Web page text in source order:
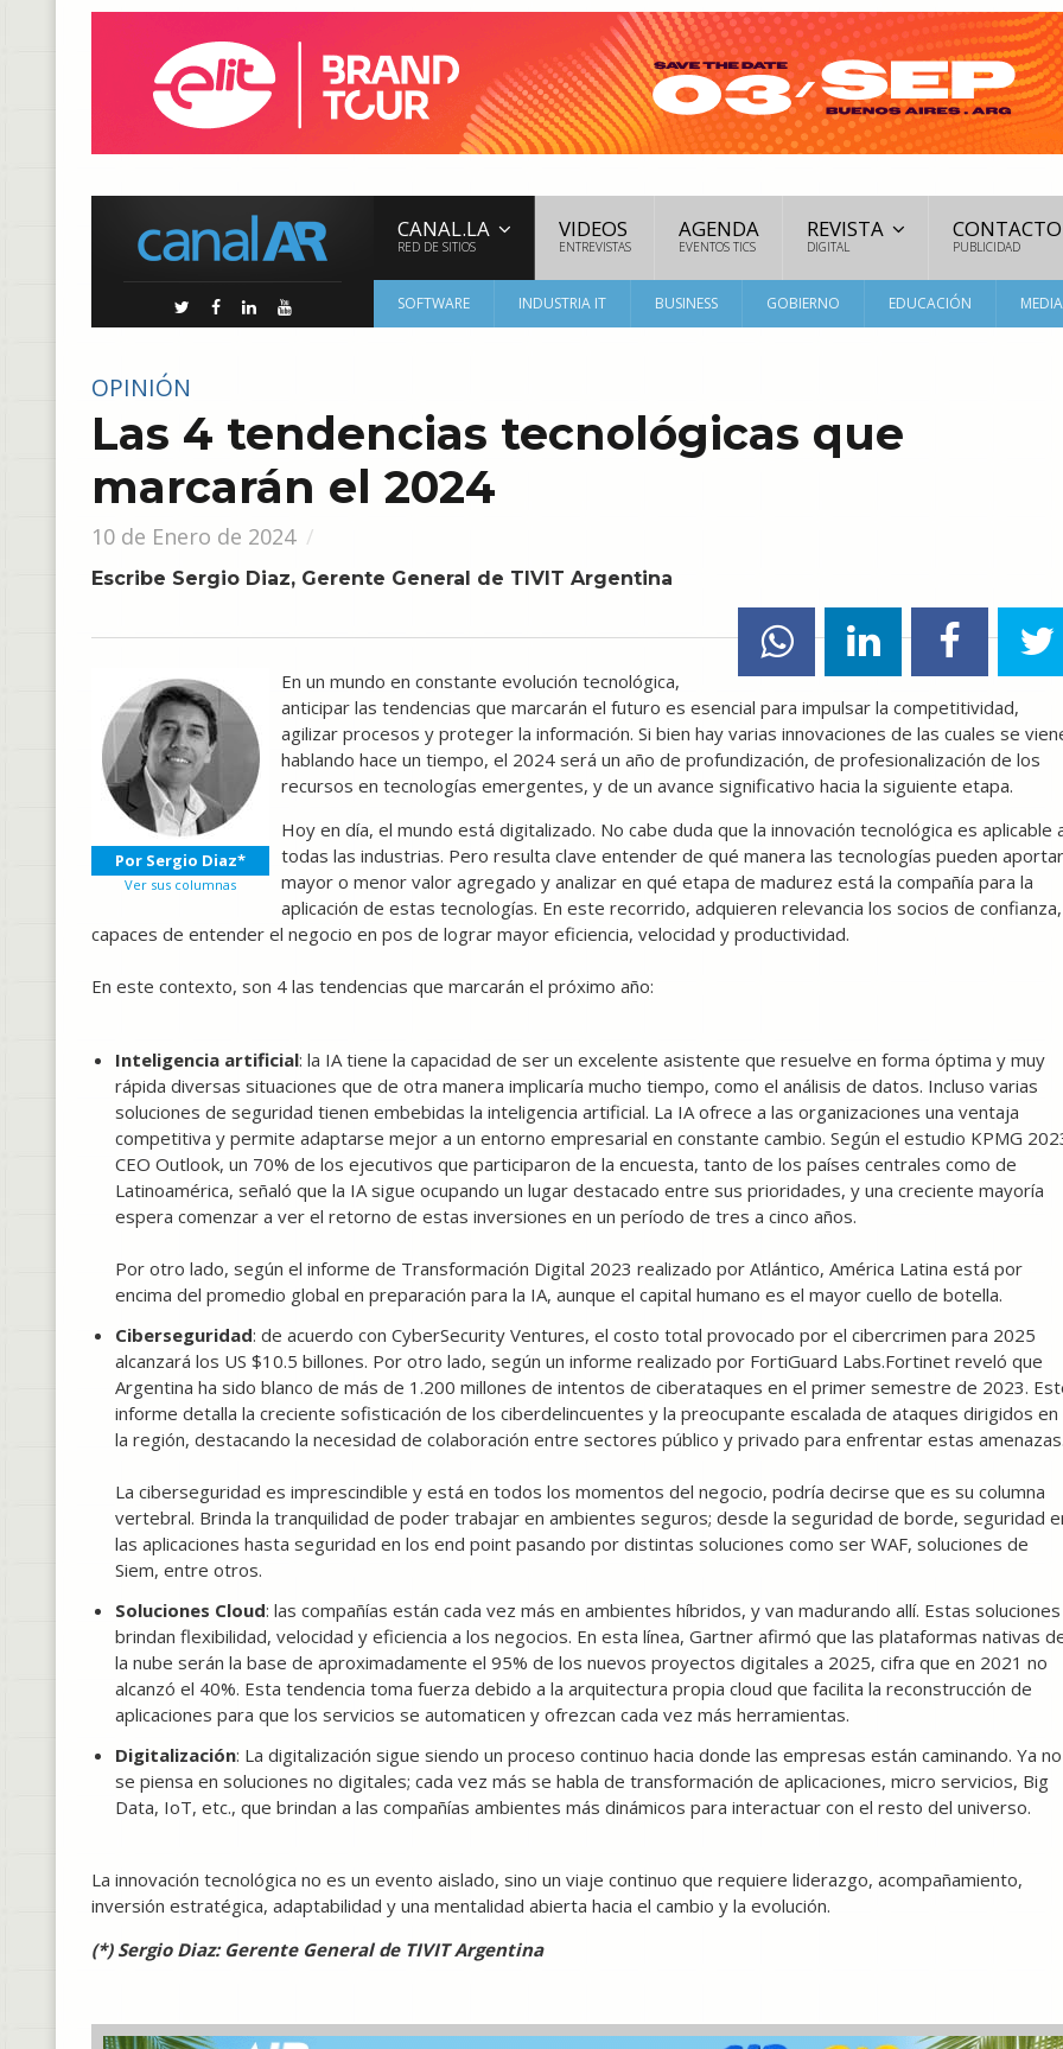
CANAL.LA
RED DE SITIOS
VIDEOS
ENTREVISTAS
AGENDA
EVENTOS TICS
REVISTA
DIGITAL
CONTACTO
PUBLICIDAD
SOFTWARE INDUSTRIA IT BUSINESS GOBIERNO EDUCACIÓN
OPINIÓN
Las 4 tendencias tecnológicas que
marcarán el 2024
10 de Enero de 2024
Escribe Sergio Diaz, Gerente General de TIVIT Argentina
Por Sergio Diaz*
Ver sus columnas
En un mundo en constante evolución tecnológica,
anticipar las tendencias que marcarán el futuro es esencial para impulsar la competitividad,
agilizar procesos y proteger la información. Si bien hay varias innovaciones de las cuales se
hablando hace un tiempo, el 2024 será un año de profundización, de profesionalización de los
recursos en tecnologías emergentes, y de un avance significativo hacia la siguiente etapa.
Hoy en día, el mundo está digitalizado. No cabe duda que la innovación tecnológica es aplicable
todas las industrias. Pero resulta clave entender de qué manera las tecnologías pueden aportar
mayor o menor valor agregado y analizar en qué etapa de madurez está la compañía para la
aplicación de estas tecnologías. En este recorrido, adquieren relevancia los socios de confianza,
capaces de entender el negocio en pos de lograr mayor eficiencia, velocidad y productividad.
En este contexto, son 4 las tendencias que marcarán el próximo año:
Inteligencia artificial: la IA tiene la capacidad de ser un excelente asistente que resuelve en forma óptima y muy
rápida diversas situaciones que de otra manera implicaría mucho tiempo, como el análisis de datos. Incluso varias
soluciones de seguridad tienen embebidas la inteligencia artificial. La IA ofrece a las organizaciones una ventaja
competitiva y permite adaptarse mejor a un entorno empresarial en constante cambio. Según el estudio KPMG
CEO Outlook, un 70% de los ejecutivos que participaron de la encuesta, tanto de los países centrales como de
Latinoamérica, señaló que la IA sigue ocupando un lugar destacado entre sus prioridades, y una creciente mayoría
espera comenzar a ver el retorno de estas inversiones en un período de tres a cinco años.
Por otro lado, según el informe de Transformación Digital 2023 realizado por Atlántico, América Latina está por
encima del promedio global en preparación para la IA, aunque el capital humano es el mayor cuello de botella.
Ciberseguridad: de acuerdo con CyberSecurity Ventures, el costo total provocado por el cibercrimen para 2025
alcanzará los US $10.5 billones. Por otro lado, según un informe realizado por FortiGuard Labs.Fortinet reveló que
Argentina ha sido blanco de más de 1.200 millones de intentos de ciberataques en el primer semestre de 2023.
informe detalla la creciente sofisticación de los ciberdelincuentes y la preocupante escalada de ataques dirigidos en
la región, destacando la necesidad de colaboración entre sectores público y privado para enfrentar estas
La ciberseguridad es imprescindible y está en todos los momentos del negocio, podría decirse que es su columna
vertebral. Brinda la tranquilidad de poder trabajar en ambientes seguros; desde la seguridad de borde, seguridad
las aplicaciones hasta seguridad en los end point pasando por distintas soluciones como ser WAF, soluciones de
Siem, entre otros.
Soluciones Cloud: las compañías están cada vez más en ambientes híbridos, y van madurando allí. Estas soluciones
brindan flexibilidad, velocidad y eficiencia a los negocios. En esta línea, Gartner afirmó que las plataformas nativas
la nube serán la base de aproximadamente el 95% de los nuevos proyectos digitales a 2025, cifra que en 2021 no
alcanzó el 40%. Esta tendencia toma fuerza debido a la arquitectura propia cloud que facilita la reconstrucción de
aplicaciones para que los servicios se automaticen y ofrezcan cada vez más herramientas.
Digitalización: La digitalización sigue siendo un proceso continuo hacia donde las empresas están caminando. Ya no
se piensa en soluciones no digitales; cada vez más se habla de transformación de aplicaciones, micro servicios, Big
Data, IoT, etc., que brindan a las compañías ambientes más dinámicos para interactuar con el resto del universo.
La innovación tecnológica no es un evento aislado, sino un viaje continuo que requiere liderazgo, acompañamiento,
inversión estratégica, adaptabilidad y una mentalidad abierta hacia el cambio y la evolución.
(*) Sergio Diaz: Gerente General de TIVIT Argentina